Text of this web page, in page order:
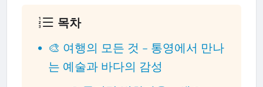
목차
🎨 여행의 모든 것 – 통영에서 만나
는 예술과 바다의 감성